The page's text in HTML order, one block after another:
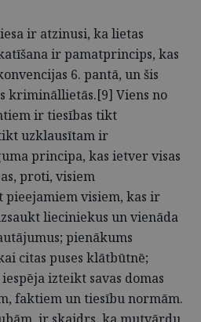
ir atzinusi, ka lietas
ir pamatprincips, kas
6. pantā, un šis
krimināllietās.[9] Viens no
ir tiesības tikt
uzklausītam ir
principa, kas ietver visas
proti, visiem
visiem, kas ir
lieciniekus un vienāda
pienākums
citas puses klātbūtnē;
izteikt savas domas
faktiem un tiesību normām.